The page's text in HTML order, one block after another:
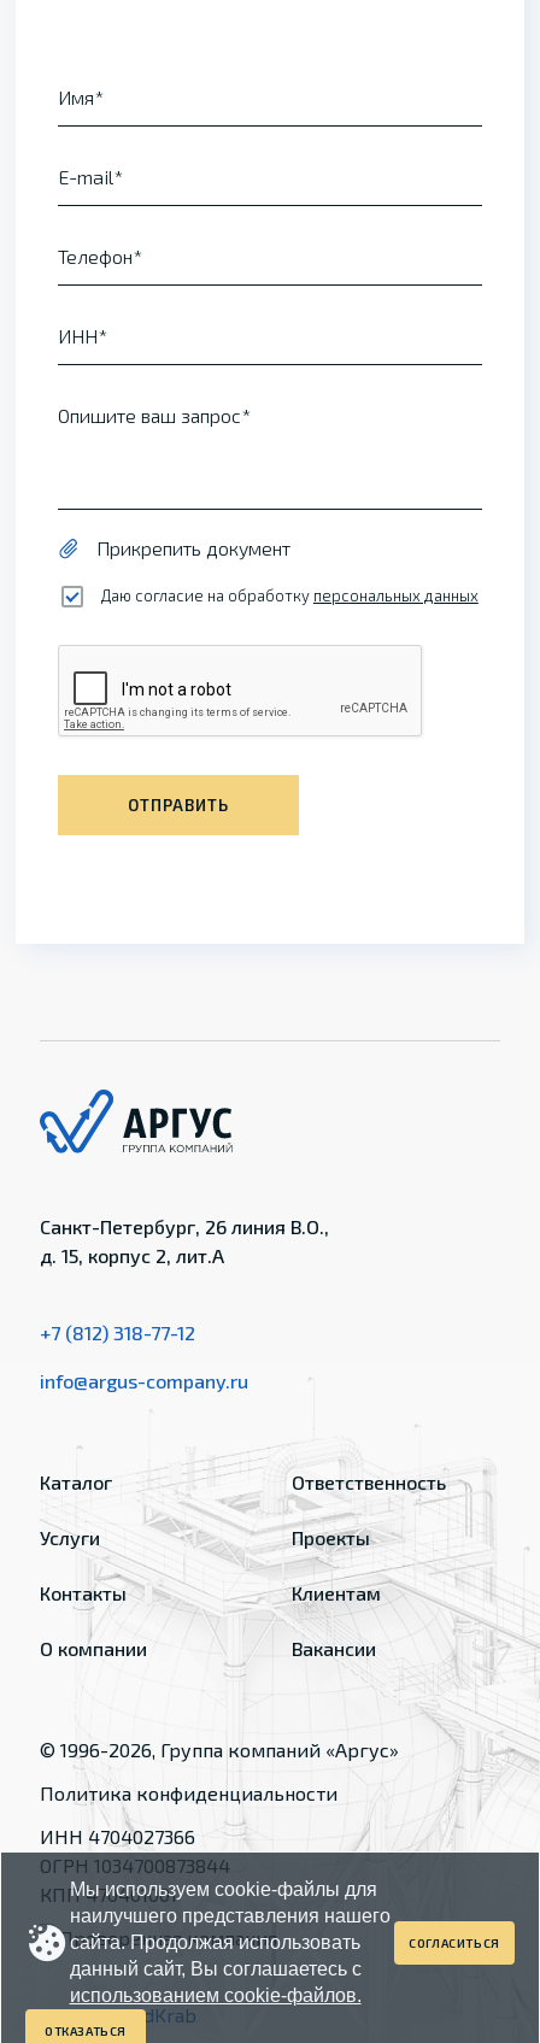
Имя
E-mail
Телефон
ИНН
Опишите ваш запрос
Прикрепить документ
Даю согласие на обработку персональных данных
ОТПРАВИТЬ
Санкт-Петербург, 26 линия В.О.,
д. 15, корпус 2, лит.А
+7 (812) 318-77-12
info@argus-company.ru
Каталог
Услуги
Контакты
О компании
Ответственность
Проекты
Клиентам
Вакансии
© 1996-2026, Группа компаний «Аргус»
Политика конфиденциальности
ИНН 4704027366
ОГРН 1034700873844
КПП 470401001
Made byRedKrab
Мы используем cookie-файлы для
наилучшего представления нашего
сайта. Продолжая использовать
данный сайт, Вы соглашаетесь с
использованием cookie-файлов.
СОГЛАСИТЬСЯ
ОТКАЗАТЬСЯ